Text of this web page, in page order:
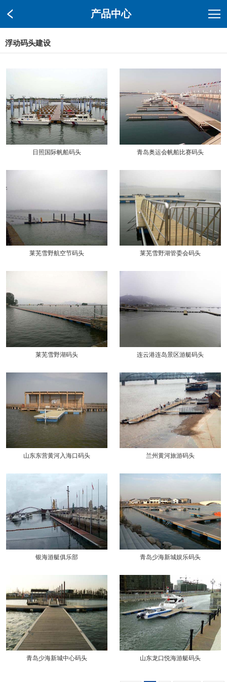
产品中心
浮动码头建设
日照国际帆船码头 青岛奥运会帆船比赛码头
莱芜雪野航空节码头 莱芜雪野湖管委会码头
莱芜雪野湖码头 连云港连岛景区游艇码头
山东东营黄河入海口码头 兰州黄河旅游码头
银海游艇俱乐部 青岛少海新城娱乐码头
青岛少海新城中心码头 山东龙口悦海游艇码头